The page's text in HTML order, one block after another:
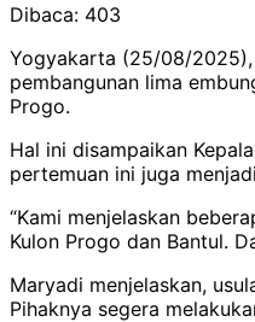
Dibaca: 403
Yogyakarta (25/08/2025),
pembangunan lima
Progo.
Hal ini disampaikan
pertemuan ini juga
“Kami menjelaskan
Kulon Progo dan Bantul.
Maryadi menjelaskan,
Pihaknya segera